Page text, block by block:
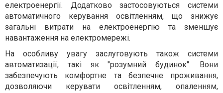
електроенергії. Додатково застосовуються системи
автоматичного керування освітленням, що знижує
загальні витрати на електроенергію та зменшує
навантаження на електромережі.
На особливу увагу заслуговують також системи
автоматизації, такі як "розумний будинок". Вони
забезпечують комфортне та безпечне проживання,
дозволяючи керувати освітленням, опаленням,